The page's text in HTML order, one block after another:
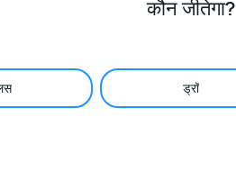
कौन जीतेगा?
ड्रॉ